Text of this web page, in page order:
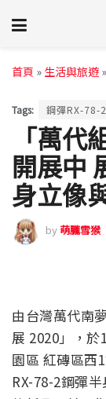
首頁 » 生活與旅遊 »
Tags: 鋼彈RX-78-2
「萬代
開展中
身立像
by 萌朧雪猴
由台灣萬代南
展 2020」，
園區 紅磚區西
RX-78-2鋼彈